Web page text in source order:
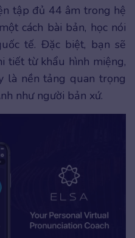
tập đủ 44 âm trong hệ
cách bài bản, học nói
tế. Đặc biệt, bạn sẽ
tiết từ khẩu hình miệng,
là nền tảng quan trọng
như người bản xứ.